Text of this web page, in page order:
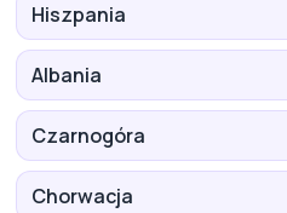
Hiszpania
Albania
Czarnogóra
Chorwacja